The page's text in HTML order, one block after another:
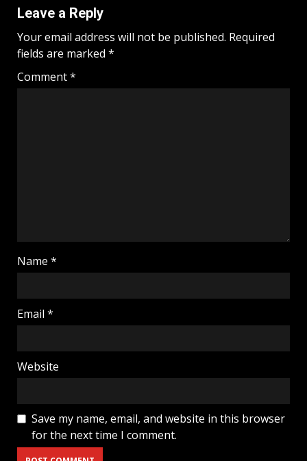
Leave a Reply
Your email address will not be published. Required
fields are marked *
Comment*
Name *
Email *
Website
Save my name, email, and website in this browser
for the next time I comment.